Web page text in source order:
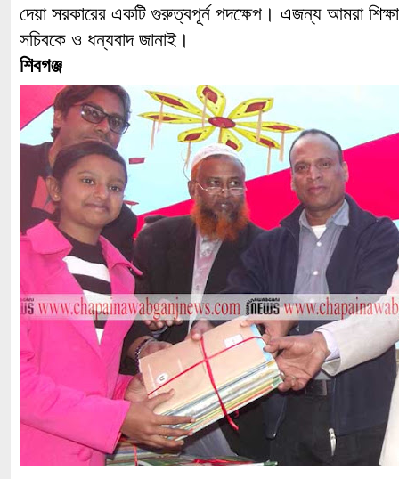
দেয়া সরকারের একটি গুরুত্বপূর্ন পদক্ষেপ। এজন্য আমরা
সচিবকে ও ধন্যবাদ জানাই।
শিবগঞ্জ